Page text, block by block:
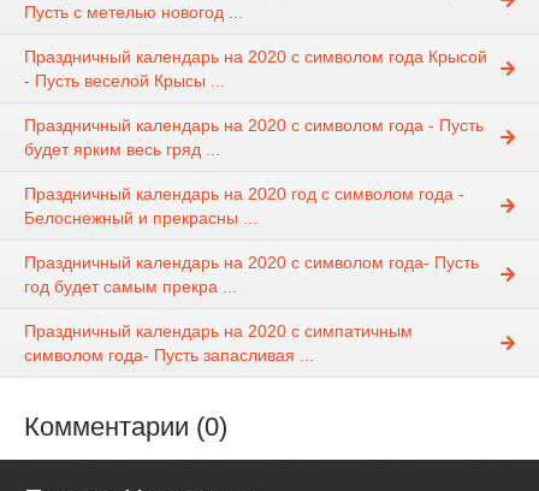
Пусть с метелью новогод ...
Праздничный календарь на 2020 с символом года Крысой
- Пусть веселой Крысы ...
Праздничный календарь на 2020 с символом года - Пусть
будет ярким весь гряд ...
Праздничный календарь на 2020 год с символом года -
Белоснежный и прекрасны ...
Праздничный календарь на 2020 с символом года- Пусть
год будет самым прекра ...
Праздничный календарь на 2020 с симпатичным
символом года- Пусть запасливая ...
Комментарии (0)